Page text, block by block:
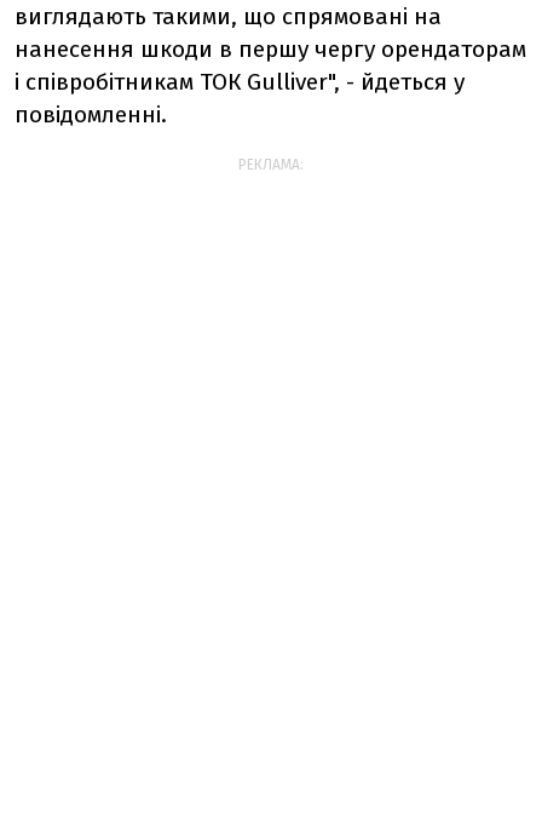
виглядають такими, що спрямовані на
нанесення шкоди в першу чергу орендаторам
і співробітникам ТОК Gulliver", - йдеться у
повідомленні.
РЕКЛАМА: